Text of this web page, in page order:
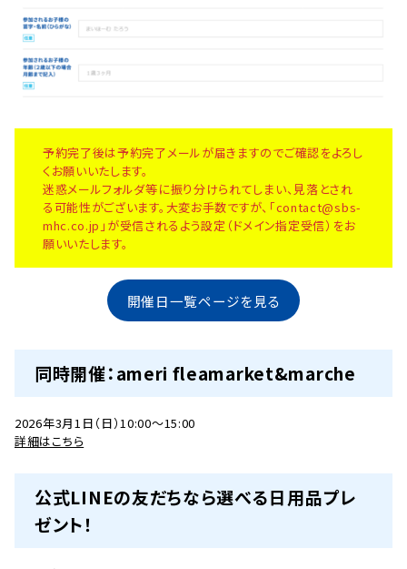
予約完了後は予約完了メールが届きますのでご確認をよろし
くお願いいたします。
迷惑メールフォルダ等に振り分けられてしまい、見落とされ
る可能性がございます。大変お手数ですが、「contact@sbs-
mhc.co.jp」が受信されるよう設定（ドメイン指定受信）をお
願いいたします。
開催日一覧ページを見る
同時開催：ameri fleamarket&marche
2026年3月1日（日）10:00～15:00
詳細はこちら
公式LINEの友だちなら選べる日用品プレ
ゼント！